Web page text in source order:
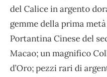
del Calice in argento
gemme della prima
Portantina Cinesedel
Macao; un magnifico
d’Oro;pezzi rari di